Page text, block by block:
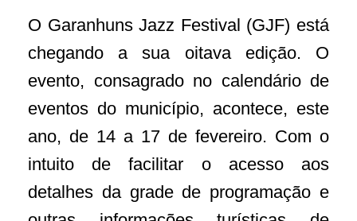
O Garanhuns Jazz Festival (GJF) está
chegando a sua oitava edição. O
evento, consagrado no calendário de
eventos do município, acontece, este
ano, de 14 a 17 de fevereiro. Com o
intuito de facilitar o acesso aos
detalhes da grade de programação e